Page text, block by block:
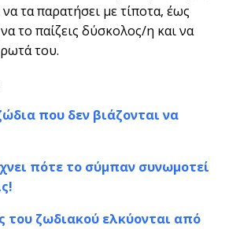
τα παρατήσει με τίποτα, έως
το παίζεις δύσκολος/η και να
του.
που δεν βιάζονται να
πότε το σύμπαν συνωμοτεί
του ζωδιακού ελκύονται από